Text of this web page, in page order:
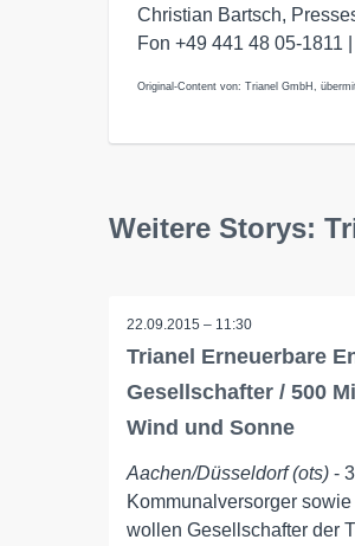
Christian Bartsch,
Fon +49 441 48 05-1811 |
Original-Content von: Trianel GmbH,
Weitere Storys:
22.09.2015 – 11:30
Trianel Erneuerbare
Gesellschafter / 500
Wind und Sonne
Aachen/Düsseldorf (ots) -
Kommunalversorger
wollen Gesellschafter der